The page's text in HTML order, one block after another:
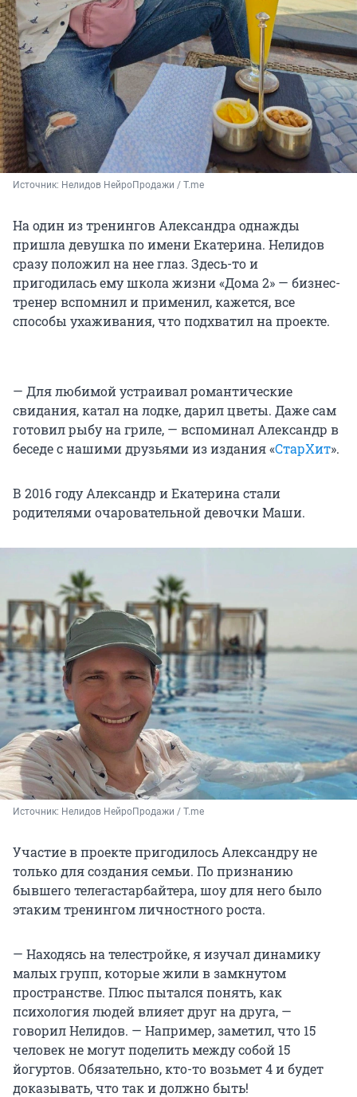
Источник: Нелидов НейроПродажи / T.me
На один из тренингов Александра однажды
пришла девушка по имени Екатерина. Нелидов
сразу положил на нее глаз. Здесь-то и
пригодилась ему школа жизни «Дома 2» — бизнес-
тренер вспомнил и применил, кажется, все
способы ухаживания, что подхватил на проекте.
— Для любимой устраивал романтические
свидания, катал на лодке, дарил цветы. Даже сам
готовил рыбу на гриле, — вспоминал Александр в
беседе с нашими друзьями из издания «СтарХит».
В 2016 году Александр и Екатерина стали
родителями очаровательной девочки Маши.
Источник: Нелидов НейроПродажи / T.me
Участие в проекте пригодилось Александру не
только для создания семьи. По признанию
бывшего телегастарбайтера, шоу для него было
этаким тренингом личностного роста.
— Находясь на телестройке, я изучал динамику
малых групп, которые жили в замкнутом
пространстве. Плюс пытался понять, как
психология людей влияет друг на друга, —
говорил Нелидов. — Например, заметил, что 15
человек не могут поделить между собой 15
йогуртов. Обязательно, кто-то возьмет 4 и будет
доказывать, что так и должно быть!